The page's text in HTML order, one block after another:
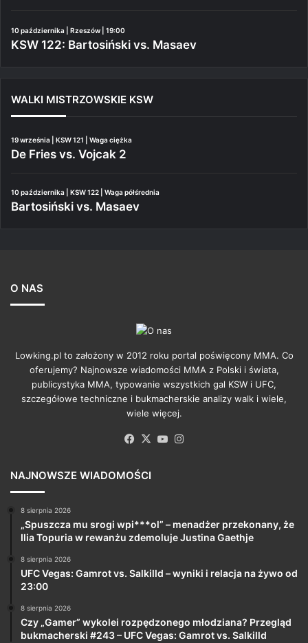
10 października | Rzeszów | 19:00
KSW 122: Bartosiński vs. Masaev
WALKI MISTRZOWSKIE KSW
19 września | KSW 121 | Waga ciężka
De Fries vs. Vojcak 2
10 października | KSW 122 | Waga półśrednia
Bartosiński vs. Masaev
O NAS
Lowking.pl to założony w 2012 roku portal poświęcony MMA. Co
oferujemy? Najnowsze wiadomości MMA z Polski i świata,
publicystyka MMA, typowanie wszystkich gal KSW i UFC,
szczegółowe techniczne i bukmacherskie analizy walk i wiele,
wiele więcej.
Facebook
X YouTube
NAJNOWSZE WIADOMOŚCI
8 sierpnia 2026
„Spuszcza mu srogi wpi***ol” – menadżer przekonany, że
Ilia Topuria w rewanżu zdemoluje Justina Gaethje
8 sierpnia 2026
UFC Vegas: Gamrot vs. Salkilld – wyniki i relacja na żywo od
23:00
8 sierpnia 2026
Czy „Gamer” wykolei rozpędzonego młodziana? Przegląd
bukmacherski #243 – UFC Vegas: Gamrot vs. Salkilld